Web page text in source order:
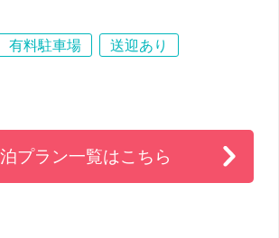
有料駐車場 送迎あり
プラン一覧はこちら